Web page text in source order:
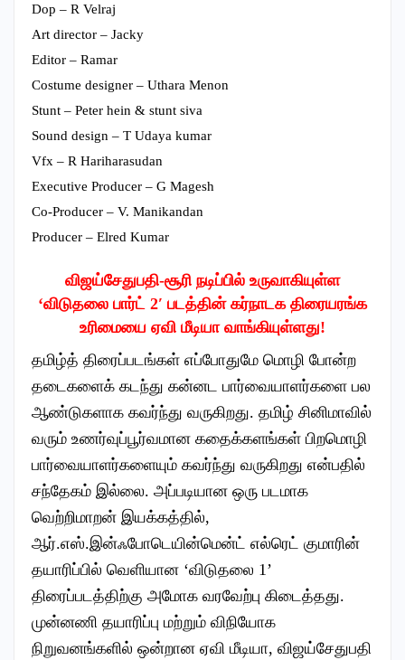
Dop – R Velraj
Art director – Jacky
Editor – Ramar
Costume designer – Uthara Menon
Stunt – Peter hein & stunt siva
Sound design – T Udaya kumar
Vfx – R Hariharasudan
Executive Producer – G Magesh
Co-Producer – V. Manikandan
Producer – Elred Kumar
விஜய்சேதுபதி-சூரி நடிப்பில் உருவாகியுள்ள
‘விடுதலை பார்ட் 2′ படத்தின் கர்நாடக திரையரங்க
உரிமையை ஏவி மீடியா வாங்கியுள்ளது!
தமிழ்த் திரைப்படங்கள் எப்போதுமே மொழி போன்ற
தடைகளைக் கடந்து கன்னட பார்வையாளர்களை பல
ஆண்டுகளாக கவர்ந்து வருகிறது. தமிழ் சினிமாவில்
வரும் உணர்வுப்பூர்வமான கதைக்களங்கள் பிறமொழி
பார்வையாளர்களையும் கவர்ந்து வருகிறது என்பதில்
சந்தேகம் இல்லை. அப்படியான ஒரு படமாக
வெற்றிமாறன் இயக்கத்தில்,
ஆர்.எஸ்.இன்ஃபோடெயின்மென்ட் எல்ரெட் குமாரின்
தயாரிப்பில் வெளியான ‘விடுதலை 1’
திரைப்படத்திற்கு அமோக வரவேற்பு கிடைத்தது.
முன்னணி தயாரிப்பு மற்றும் விநியோக
நிறுவனங்களில் ஒன்றான ஏவி மீடியா, விஜய்சேதுபதி